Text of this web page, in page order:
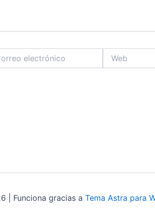
| Funciona gracias a Tema Astra para